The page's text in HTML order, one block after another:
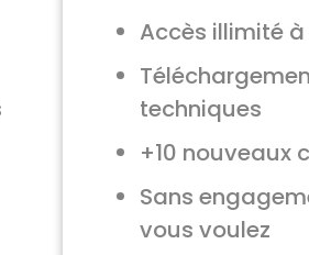
Accès illimité
techniques
+10 nouveaux
Sans
vous voulez